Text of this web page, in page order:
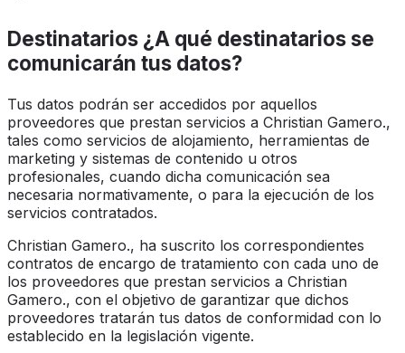
Destinatarios ¿A qué destinatarios se
comunicarán tus datos?
Tus datos podrán ser accedidos por aquellos
proveedores que prestan servicios a Christian Gamero.,
tales como servicios de alojamiento, herramientas de
marketing y sistemas de contenido u otros
profesionales, cuando dicha comunicación sea
necesaria normativamente, o para la ejecución de los
servicios contratados.
Christian Gamero., ha suscrito los correspondientes
contratos de encargo de tratamiento con cada uno de
los proveedores que prestan servicios a Christian
Gamero., con el objetivo de garantizar que dichos
proveedores tratarán tus datos de conformidad con lo
establecido en la legislación vigente.